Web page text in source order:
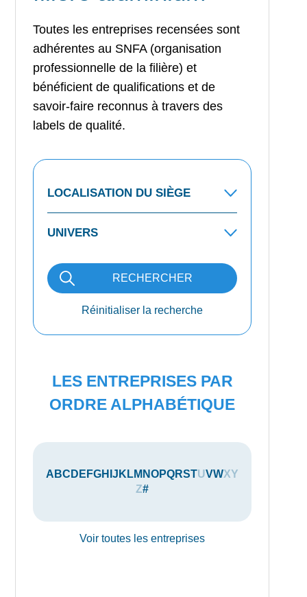
Toutes les entreprises recensées sont
adhérentes au SNFA (organisation
professionnelle de la filière) et
bénéficient de qualifications et de
savoir-faire reconnus à travers des
labels de qualité.
RECHERCHER
Réinitialiser la recherche
LES ENTREPRISES PAR
ORDRE ALPHABÉTIQUE
A BC D E FGH IJ K LM NOPQRSTUVWXY
Z#
Voir toutes les entreprises